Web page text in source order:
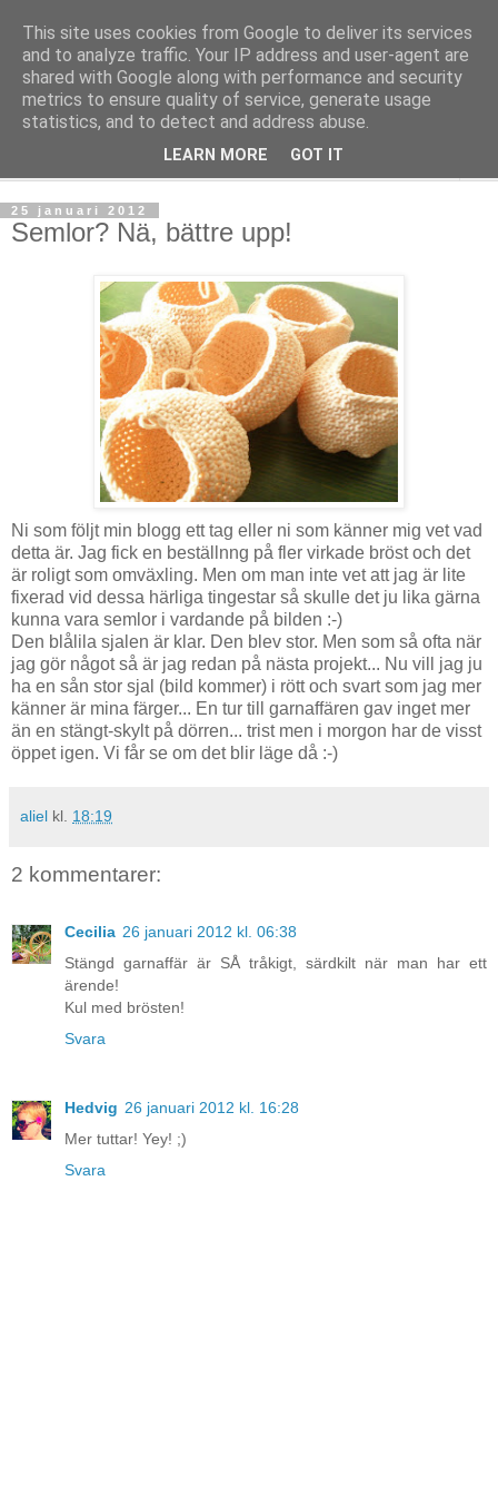
mönsterlöst
virkning och stickning maskor och varv, mönsterlöst
25 januari 2012
Semlor? Nä, bättre upp!
Ni som följt min blogg ett tag eller ni som känner mig vet vad
detta är. Jag fick en beställnng på fler virkade bröst och det
är roligt som omväxling. Men om man inte vet att jag är lite
fixerad vid dessa härliga tingestar så skulle det ju lika gärna
kunna vara semlor i vardande på bilden :-)
Den blålila sjalen är klar. Den blev stor. Men som så ofta när
jag gör något så är jag redan på nästa projekt... Nu vill jag ju
ha en sån stor sjal (bild kommer) i rött och svart som jag mer
känner är mina färger... En tur till garnaffären gav inget mer
än en stängt-skylt på dörren... trist men i morgon har de visst
öppet igen. Vi får se om det blir läge då :-)
aliel kl. 18:19
2 kommentarer:
Cecilia 26 januari 2012 kl. 06:38
Stängd garnaffär är SÅ tråkigt, särdkilt när man har ett
ärende!
Kul med brösten!
Svara
Hedvig 26 januari 2012 kl. 16:28
Mer tuttar! Yey! ;)
Svara
This site uses cookies from Google to deliver its services
and to analyze traffic. Your IP address and user-agent are
shared with Google along with performance and security
metrics to ensure quality of service, generate usage
statistics, and to detect and address abuse.
LEARN MORE GOT IT